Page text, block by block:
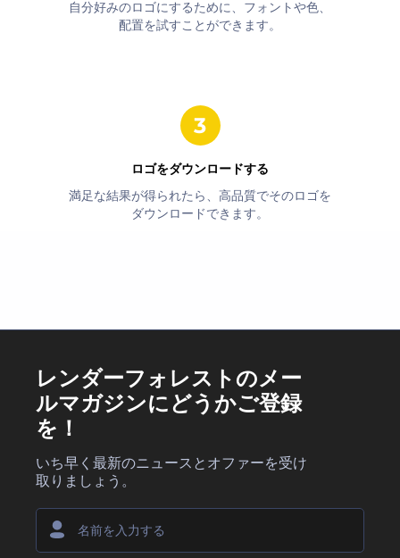
自分好みのロゴにするために、フォントや色、
配置を試すことができます。
ロゴをダウンロードする
満足な結果が得られたら、高品質でそのロゴを
ダウンロードできます。
レンダーフォレストのメー
ルマガジンにどうかご登録
を！
いち早く最新のニュースとオファーを受け
取りましょう。